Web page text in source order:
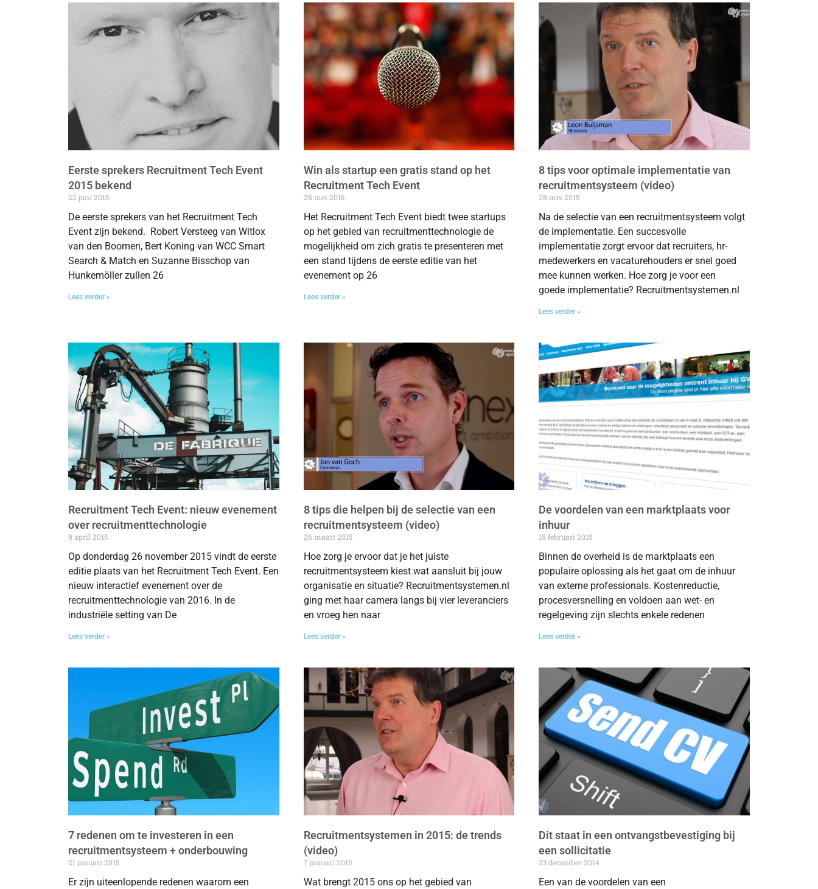
Eerste sprekers Recruitment Tech Event
2015 bekend
22 juni 2015
De eerste sprekers van het Recruitment Tech
Event zijn bekend. Robert Versteeg van Witlox
van den Boomen, Bert Koning van WCC Smart
Search & Match en Suzanne Bisschop van
Hunkemöller zullen 26
Lees verder »
Win als startup een gratis stand op het
Recruitment Tech Event
28 mei 2015
Het Recruitment Tech Event biedt twee startups
op het gebied van recruitmenttechnologie de
mogelijkheid om zich gratis te presenteren met
een stand tijdens de eerste editie van het
evenement op 26
Lees verder »
8 tips voor optimale implementatie van
recruitmentsysteem (video)
28 mei 2015
Na de selectie van een recruitmentsysteem volgt
de implementatie. Een succesvolle
implementatie zorgt ervoor dat recruiters, hr-
medewerkers en vacaturehouders er snel goed
mee kunnen werken. Hoe zorg je voor een
goede implementatie? Recruitmentsystemen.nl
Lees verder »
Recruitment Tech Event: nieuw evenement
over recruitmenttechnologie
9 april 2015
Op donderdag 26 november 2015 vindt de eerste
editie plaats van het Recruitment Tech Event. Een
nieuw interactief evenement over de
recruitmenttechnologie van 2016. In de
industriële setting van De
Lees verder »
8 tips die helpen bij de selectie van een
recruitmentsysteem (video)
26 maart 2015
Hoe zorg je ervoor dat je het juiste
recruitmentsysteem kiest wat aansluit bij jouw
organisatie en situatie? Recruitmentsystemen.nl
ging met haar camera langs bij vier leveranciers
en vroeg hen naar
Lees verder »
De voordelen van een marktplaats voor
inhuur
19 februari 2015
Binnen de overheid is de marktplaats een
populaire oplossing als het gaat om de inhuur
van externe professionals. Kostenreductie,
procesversnelling en voldoen aan wet- en
regelgeving zijn slechts enkele redenen
Lees verder »
7 redenen om te investeren in een
recruitmentsysteem + onderbouwing
21 januari 2015
Er zijn uiteenlopende redenen waarom een
Recruitmentsystemen in 2015: de trends
(video)
7 januari 2015
Wat brengt 2015 ons op het gebied van
Dit staat in een ontvangstbevestiging bij
een sollicitatie
23 december 2014
Een van de voordelen van een